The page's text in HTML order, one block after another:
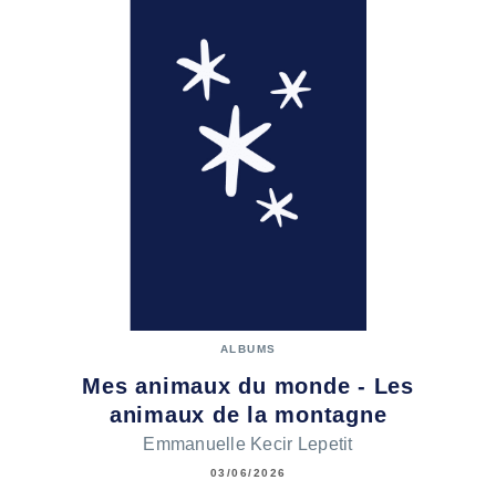
ALBUMS
Mes animaux du monde - Les
animaux de la montagne
Emmanuelle Kecir Lepetit
03/06/2026